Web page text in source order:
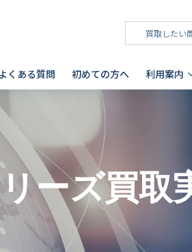
- Mac
- Surface
- 神戸三宮店
くある質問 初めての方へ 利用案内
Android製品買取の注意点
ーズ買取